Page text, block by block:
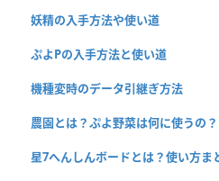
妖精の入手方法や使い道
ぷよPの入手方法と使い道
機種変時のデータ引継ぎ方法
農園とは？ぷよ野菜は何に使うの？
星7へんしんボードとは？使い方ま